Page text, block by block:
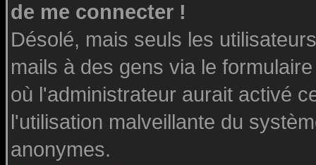
de me connecter !
Désolé, mais seuls les
mails à des gens via le
où l'administrateur aurait activé
l'utilisation malveillante du
anonymes.